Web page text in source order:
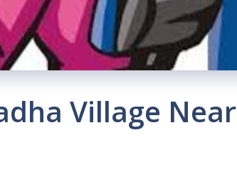
Village Near